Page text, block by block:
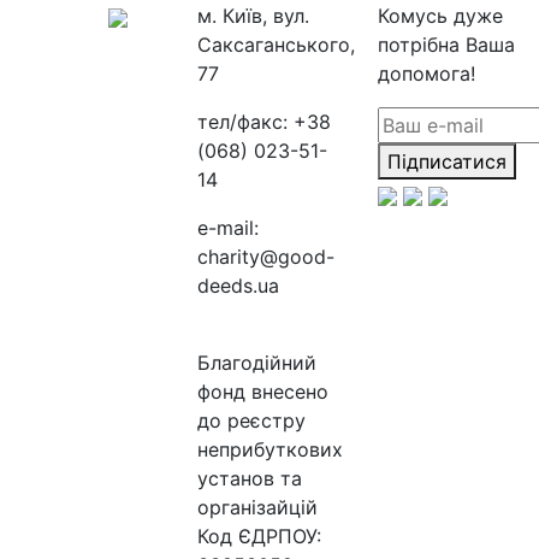
м. Київ, вул.
Саксаганського,
77
тел/факс: +38
(068) 023-51-
14
e-mail:
charity@good-
deeds.ua
Благодійний
фонд внесено
до реєстру
неприбуткових
установ та
організайцій
Код ЄДРПОУ:
Комусь дуже
потрібна Ваша
допомога!
Підписатися